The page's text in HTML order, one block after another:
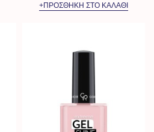
+ΠΡΟΣΘΉΚΗ ΣΤΟ ΚΑΛΆΘΙ